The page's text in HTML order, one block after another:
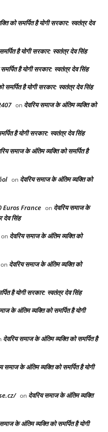
को समर्पित है योगी सरकार: स्वतंत्र देव
है योगी सरकार: स्वतंत्र देव सिंह
है योगी सरकार: स्वतंत्र देव सिंह
समर्पित है योगी सरकार: स्वतंत्र देव सिंह
on देवरिय समाज के अंतिम व्यक्ति को
है योगी सरकार: स्वतंत्र देव सिंह
समाज के अंतिम व्यक्ति को समर्पित है
on देवरिय समाज के अंतिम व्यक्ति को
Euros France on देवरिय समाज के
देव सिंह
on देवरिय समाज के अंतिम व्यक्ति को
on देवरिय समाज के अंतिम व्यक्ति को
है योगी सरकार: स्वतंत्र देव सिंह
के अंतिम व्यक्ति को समर्पित है योगी
देवरिय समाज के अंतिम व्यक्ति को समर्पित है
समाज के अंतिम व्यक्ति को समर्पित है योगी
on देवरिय समाज के अंतिम व्यक्ति
के अंतिम व्यक्ति को समर्पित है योगी